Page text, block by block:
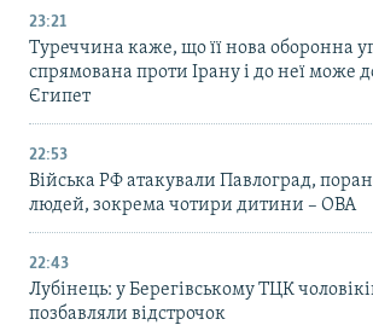
23:21
Туреччина каже, що її нова оборонна
спрямована проти Ірану і до неї може
Єгипет
22:53
Війська РФ атакували Павлоград,
людей, зокрема чотири дитини – ОВА
22:43
Лубінець: у Берегівському ТЦК
позбавляли відстрочок